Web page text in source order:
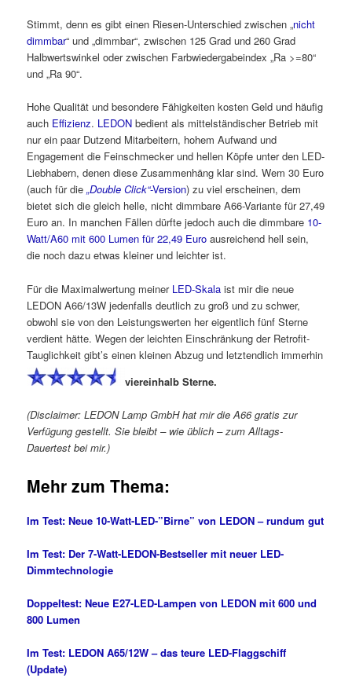
Stimmt, denn es gibt einen Riesen-Unterschied zwischen „nicht
dimmbar“ und „dimmbar“, zwischen 125 Grad und 260 Grad
Halbwertswinkel oder zwischen Farbwiedergabeindex „Ra >=80“
und „Ra 90“.
Hohe Qualität und besondere Fähigkeiten kosten Geld und häufig
auch Effizienz. LEDON bedient als mittelständischer Betrieb mit
nur ein paar Dutzend Mitarbeitern, hohem Aufwand und
Engagement die Feinschmecker und hellen Köpfe unter den LED-
Liebhabern, denen diese Zusammenhäng klar sind. Wem 30 Euro
(auch für die„Double Click“-Version) zu viel erscheinen, dem
bietet sich die gleich helle, nicht dimmbare A66-Variante für 27,49
Euro an. In manchen Fällen dürfte jedoch auch die dimmbare 10-
Watt/A60 mit 600 Lumen für 22,49 Euro ausreichend hell sein,
die noch dazu etwas kleiner und leichter ist.
Für die Maximalwertung meiner LED-Skala ist mir die neue
LEDON A66/13W jedenfalls deutlich zu groß und zu schwer,
obwohl sie von den Leistungswerten her eigentlich fünf Sterne
verdient hätte. Wegen der leichten Einschränkung der Retrofit-
Tauglichkeit gibt’s einen kleinen Abzug und letztendlich immerhin
viereinhalb Sterne.
(Disclaimer: LEDON Lamp GmbH hat mir die A66 gratis zur
Verfügung gestellt. Sie bleibt – wie üblich – zum Alltags-
Dauertest bei mir.)
Mehr zum Thema:
Im Test: Neue 10-Watt-LED-”Birne” von LEDON – rundum gut
Im Test: Der 7-Watt-LEDON-Bestseller mit neuer LED-
Dimmtechnologie
Doppeltest: Neue E27-LED-Lampen von LEDON mit 600 und
800 Lumen
Im Test: LEDON A65/12W – das teure LED-Flaggschiff
(Update)